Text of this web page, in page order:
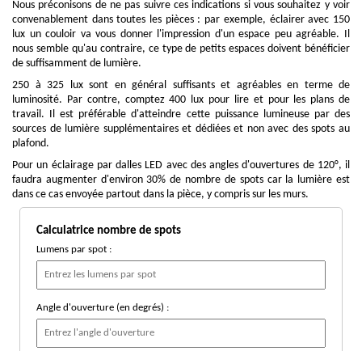
Nous préconisons de ne pas suivre ces indications si vous souhaitez y voir
convenablement dans toutes les pièces : par exemple, éclairer avec 150
lux un couloir va vous donner l'impression d'un espace peu agréable. Il
nous semble qu'au contraire, ce type de petits espaces doivent bénéficier
de suffisamment de lumière.
250 à 325 lux sont en général suffisants et agréables en terme de
luminosité. Par contre, comptez 400 lux pour lire et pour les plans de
travail. Il est préférable d'atteindre cette puissance lumineuse par des
sources de lumière supplémentaires et dédiées et non avec des spots au
plafond.
Pour un éclairage par dalles LED avec des angles d'ouvertures de 120°, il
faudra augmenter d'environ 30% de nombre de spots car la lumière est
dans ce cas envoyée partout dans la pièce, y compris sur les murs.
Calculatrice nombre de spots
Lumens par spot :
Angle d'ouverture (en degrés) :